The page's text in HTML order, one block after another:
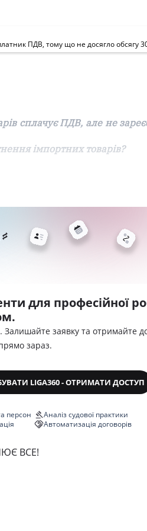
сплачує ПДВ, але не
імпортних товарів?
для професійної
Залишайте заявку та отримайте
зараз.
LIGA360 - ОТРИМАТИ ДОСТУП
персон
Аналіз судової практики
Автоматизація договорів
ВСЕ!